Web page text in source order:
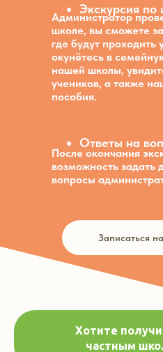
Экскурсия по
Ответы на
Администратор
школе, вы сможете
где будут проходить
окунётесь в
нашей школы,
учеников, а также
пособия.
После окончания
возможность задать
вопросы
Записаться
Хотите
частным